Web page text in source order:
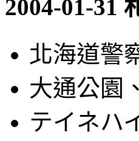
2004-01-31
北海道警
大通公園
テイネハ